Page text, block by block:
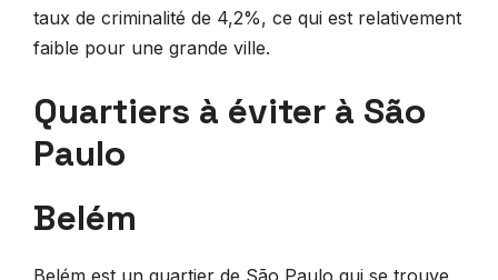
taux de criminalité de 4,2%, ce qui est relativement
faible pour une grande ville.
Quartiers à éviter à São
Paulo
Belém
Belém est un quartier de São Paulo qui se trouve